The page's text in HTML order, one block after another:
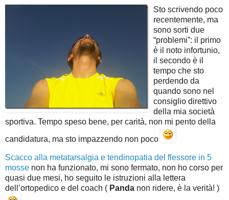
Sto scrivendo poco
recentemente, ma
sono sorti due
“problemi”: il primo
è il noto infortunio,
il secondo è il
tempo che sto
perdendo da
quando sono nel
consiglio direttivo
della mia società
sportiva. Tempo speso bene, per carità, non mi pento della
candidatura, ma sto impazzendo non poco
Scacco alla metatarsalgia e tendinopatia del flessore in 5
mosse non ha funzionato, mi sono fermato, non ho corso per
quasi due mesi, ho seguito le istruzioni alla lettera
dell’ortopedico e del coach ( Panda non ridere, è la verità! )